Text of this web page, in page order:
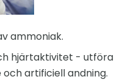
ammoniak.
hjärtaktivitet - utföra
artificiell andning.